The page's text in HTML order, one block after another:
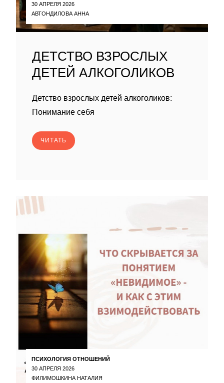
30 АПРЕЛЯ 2026
АВТОНДИЛОВА АННА
ДЕТСТВО ВЗРОСЛЫХ
ДЕТЕЙ АЛКОГОЛИКОВ
Детство взрослых детей алкоголиков:
Понимание себя
ЧИТАТЬ
ПСИХОЛОГИЯ ОТНОШЕНИЙ
30 АПРЕЛЯ 2026
ФИЛИМОШКИНА НАТАЛИЯ